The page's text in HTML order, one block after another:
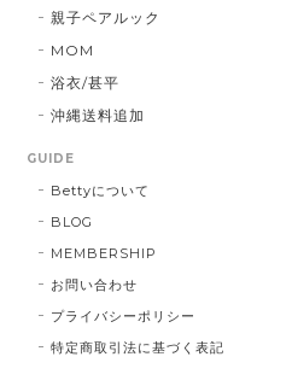
親子ペアルック
MOM
浴衣/甚平
沖縄送料追加
GUIDE
Bettyについて
BLOG
MEMBERSHIP
お問い合わせ
プライバシーポリシー
特定商取引法に基づく表記